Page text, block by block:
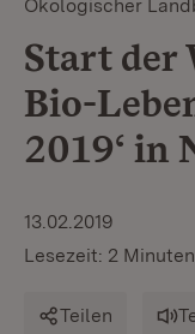
Ökologischer
Start der
Bio-
2019‘ in
13.02.2019
Lesezeit: 2 Minuten
Teilen